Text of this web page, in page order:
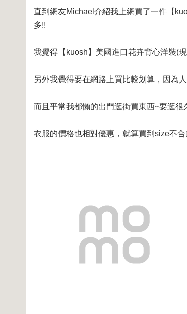
直到網友Michael介紹我上網買了一件【
多!!
我覺得【kuosh】美國進口花卉背心洋裝(
另外我覺得要在網路上買比較划算，因為
而且平常我都懶的出門逛街買東西~要逛
衣服的價格也相對優惠，就算買到size不